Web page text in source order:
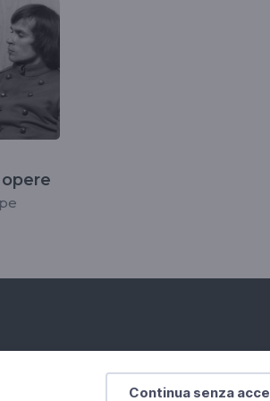
Continua senza